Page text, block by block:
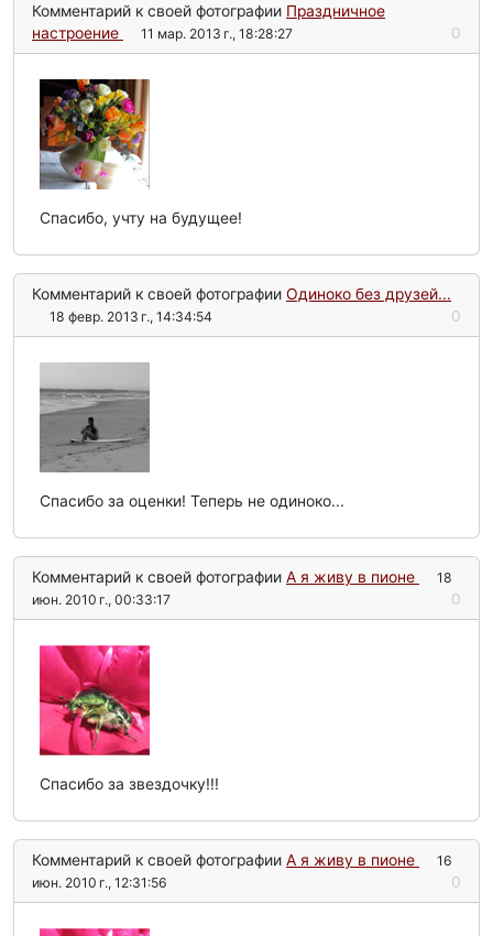
Комментарий к своей фотографии Праздничное
настроение
11 мар. 2013 г., 18:28:27 0
Спасибо, учту на будущее!
Комментарий к своей фотографии Одиноко без друзей...
18 февр. 2013 г., 14:34:54 0
Спасибо за оценки! Теперь не одиноко...
Комментарий к своей фотографии А я живу в пионе
18
июн. 2010 г., 00:33:17
0
Спасибо за звездочку!!!
Комментарий к своей фотографии А я живу в пионе
16
июн. 2010 г., 12:31:56
0